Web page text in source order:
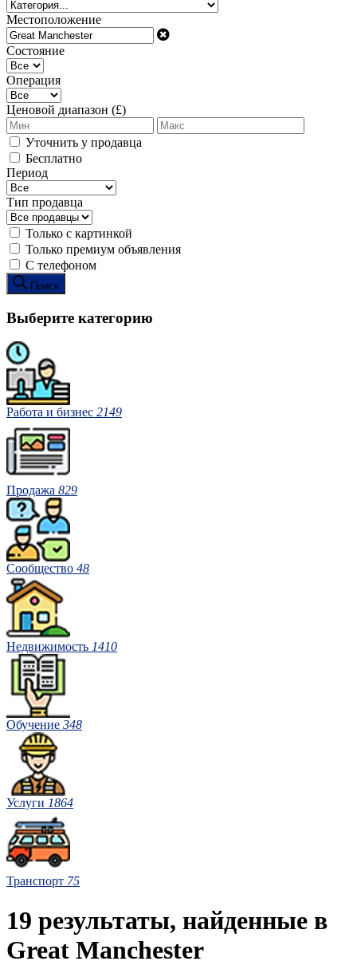
Местоположение
Состояние
Операция
Ценовой диапазон (£)
Уточнить у продавца
Бесплатно
Период
Тип продавца
Только с картинкой
Только премиум объявления
С телефоном
Поиск
Выберите категорию
Работа и бизнес 2149
Продажа 829
Сообщество 48
Недвижимость 1410
Обучение 348
Услуги 1864
Транспорт 75
19 результаты, найденные в
Great Manchester